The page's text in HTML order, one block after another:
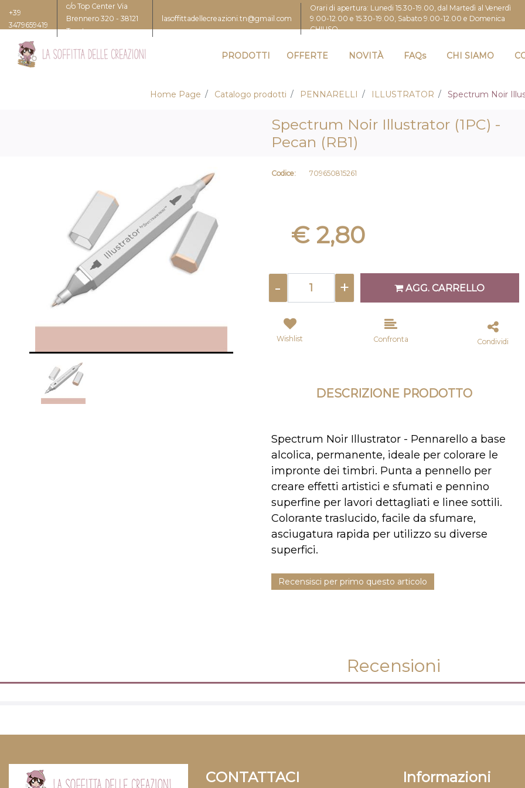
+39
3479659419
c/o Top Center Via
Brennero 320 - 38121
Trento
lasoffittadellecreazioni.tn@gmail.com
Orari di apertura: Lunedi 15.30-19.00, dal Martedì al Venerdì
9.00-12.00 e 15.30-19.00, Sabato 9.00-12.00 e Domenica
CHIUSO
PRODOTTI OFFERTE NOVITÀ FAQs CHI SIAMO
Home Page Catalogo prodotti PENNARELLI ILLUSTRATOR Spectrum Noir
Spectrum Noir Illustrator (1PC) -
Pecan (RB1)
Codice: 709650815261
€ 2,80
AGG. CARRELLO
Wishlist Confronta Condividi
DESCRIZIONE PRODOTTO
Spectrum Noir Illustrator - Pennarello a base
alcolica, permanente, ideale per colorare le
impronte dei timbri. Punta a pennello per
creare effetti artistici e sfumati e pennino
superfine per lavori dettagliati e linee sottili.
Colorante traslucido, facile da sfumare,
asciugatura rapida per utilizzo su diverse
superfici.
Recensisci per primo questo articolo
Recensioni
CONTATTACI Informazioni